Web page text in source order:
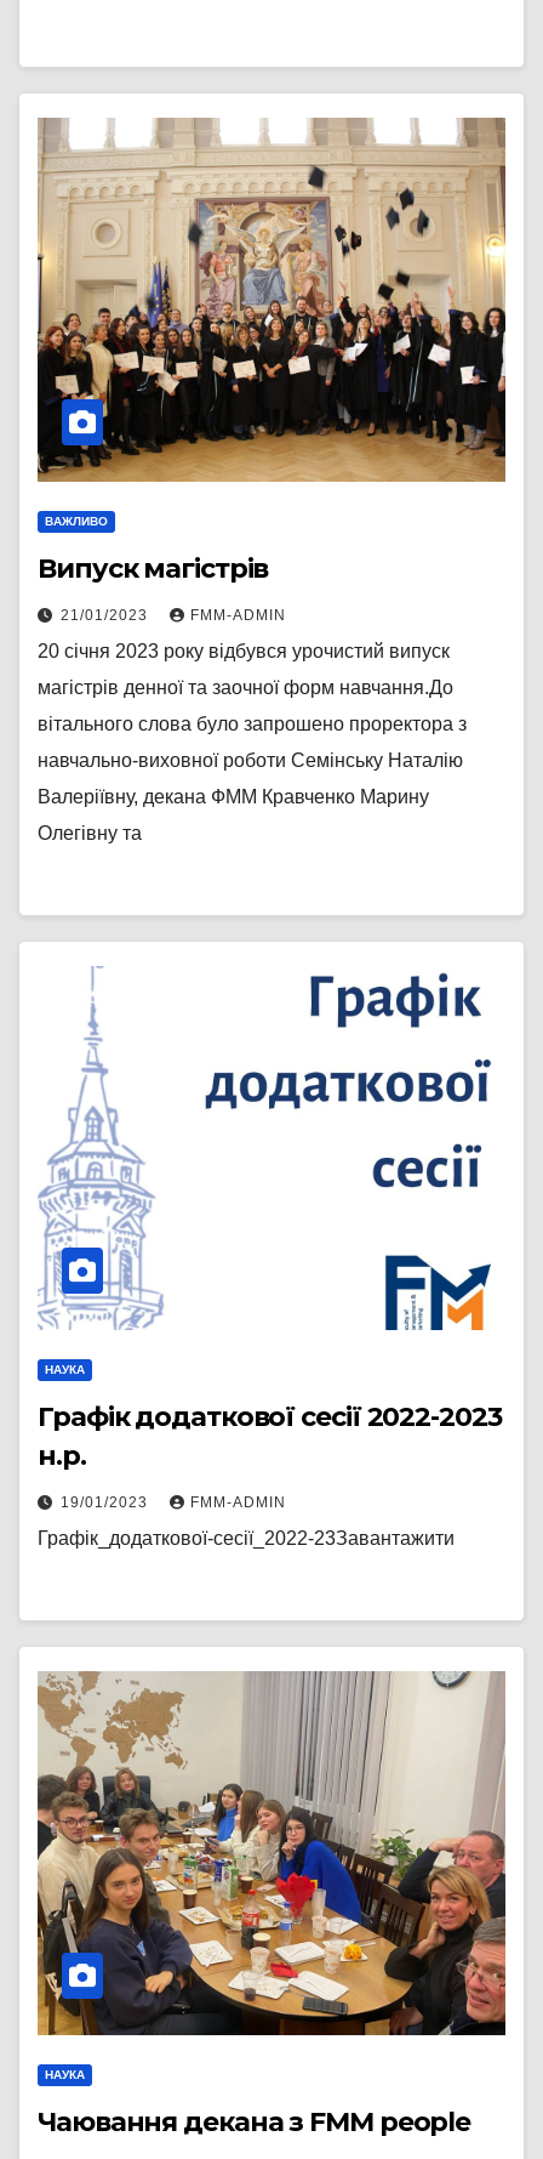
ВАЖЛИВО
Випуск магістрів
21/01/2023 FMM-ADMIN
20 січня 2023 року відбувся урочистий випуск
магістрів денної та заочної форм навчання.До
вітального слова було запрошено проректора з
навчально-виховної роботи Семінську Наталію
Валеріївну, декана ФММ Кравченко Марину
Олегівну та
НАУКА
Графік додаткової сесії 2022-2023
н.р.
19/01/2023 FMM-ADMIN
Графік_додаткової-сесії_2022-23Завантажити
НАУКА
Чаювання декана з FMM people